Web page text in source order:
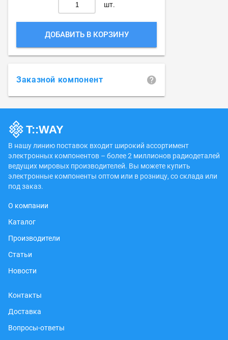
шт.
ДОБАВИТЬ В КОРЗИНУ
Заказной компонент
В нашу линию поставок входит широкий ассортимент
электронных компонентов – более 2 миллионов радиодеталей
ведущих мировых производителей. Вы можете купить
электронные компоненты оптом или в розницу, со склада или
под заказ.
О компании
Каталог
Производители
Статьи
Новости
Контакты
Доставка
Вопросы-ответы